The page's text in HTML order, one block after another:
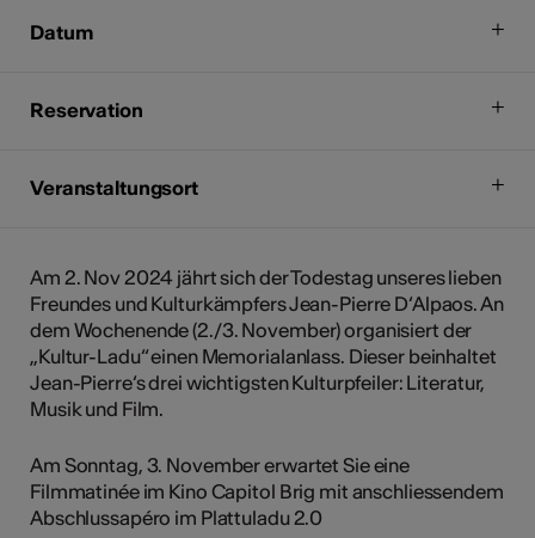
Datum
Reservation
Veranstaltungsort
Am 2. Nov 2024 jährt sich der Todestag unseres lieben
Freundes und Kulturkämpfers Jean-Pierre D‘Alpaos. An
dem Wochenende (2./3. November) organisiert der
„Kultur-Ladu“ einen Memorialanlass. Dieser beinhaltet
Jean-Pierre‘s drei wichtigsten Kulturpfeiler: Literatur,
Musik und Film.
Am Sonntag, 3. November erwartet Sie eine
Filmmatinée im Kino Capitol Brig mit anschliessendem
Abschlussapéro im Plattuladu 2.0